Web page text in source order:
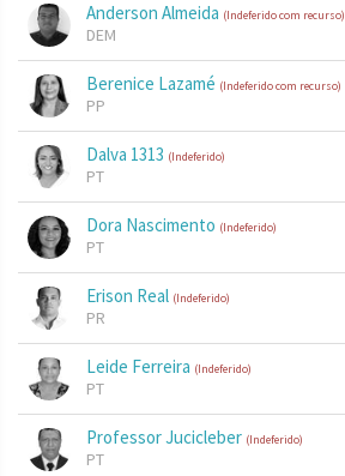
Anderson Almeida (Indeferido com recurso)
DEM
Berenice Lazamé (Indeferido com recurso)
PP
Dalva 1313 (Indeferido)
PT
Dora Nascimento (Indeferido)
PT
Erison Real (Indeferido)
PR
Leide Ferreira (Indeferido)
PT
Professor Jucicleber (Indeferido)
PT